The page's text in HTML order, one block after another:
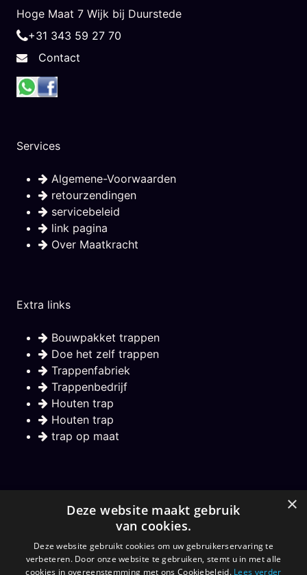
Hoge Maat 7 Wijk bij Duurstede
+31 343 59 27 70
Contact
Services
Algemene-Voorwaarden
retourzendingen
servicebeleid
link pagina
Over Maatkracht
Extra links
Bouwpakket trappen
Doe het zelf trappen
Trappenfabriek
Trappenbedrijf
Houten trap
Houten trap
trap op maat
Hou mij op de hoogte over nieuwe trappen
Aanmelden
×
Deze website maakt gebruik
van cookies.
Deze website gebruikt cookies om uw gebruikerservaring te
verbeteren. Door onze website te gebruiken, stemt u in met alle
cookies in overeenstemming met ons Cookiebeleid. Lees verder